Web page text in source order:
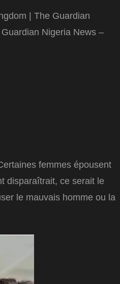
femmes épousent
disparaîtrait, ce serait le
le mauvais homme ou la